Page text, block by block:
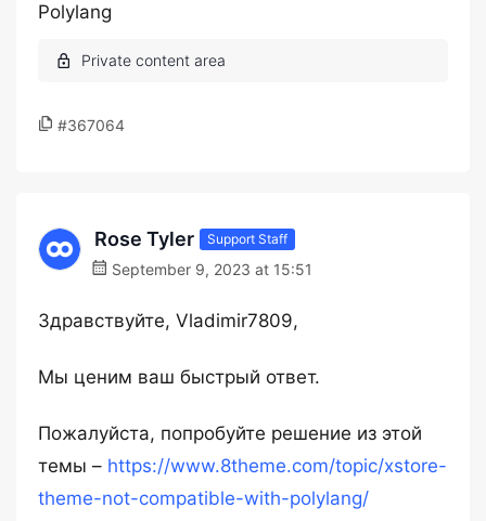
Polylang
#367064
Rose Tyler Support Staff
September 9, 2023 at 15:51
Здравствуйте, Vladimir7809,
Мы ценим ваш быстрый ответ.
Пожалуйста, попробуйте решение из этой
темы – https://www.8theme.com/topic/xstore-
theme-not-compatible-with-polylang/